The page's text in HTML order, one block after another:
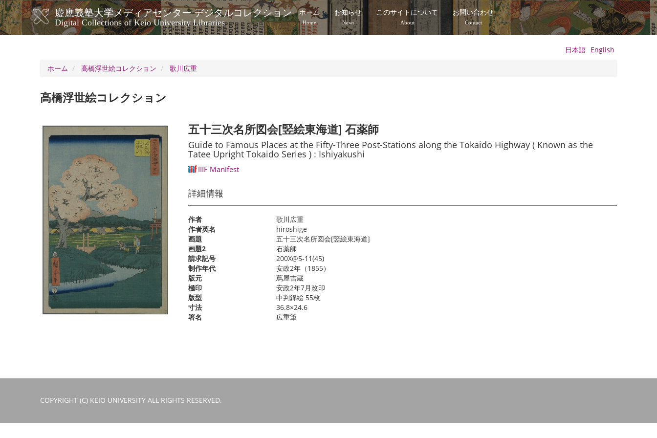
メ
イ
ン
コ
慶應義塾大学メディアセンター デジタルコレクション
Digital Collections of Keio University Libraries
メ
イ
ビ
ー
シ
ン
ホーム
Home
お知らせ
News
このサイトについて
About
お問い合わせ
Contact
日本語 English
ホーム
高橋浮世絵コレクション 歌川広重
高橋浮世絵コレクション
五十三次名所図会[竪絵東海道] 石薬師
Guide to Famous Places at the Fifty-Three Post-Stations along the Tokaido Highway ( Known as the
Tatee Upright Tokaido Series ) : Ishiyakushi
IIIF Manifest
詳細情報
作者
歌川広重
作者英名
hiroshige
画題
五十三次名所図会[竪絵東海道]
画題2
石薬師
請求記号
200X@5-11(45)
制作年代
安政2年（1855）
版元
蔦屋吉蔵
極印
安政2年7月改印
版型
中判錦絵 55枚
寸法
36.8×24.6
署名
広重筆
COPYRIGHT (C) KEIO UNIVERSITY ALL RIGHTS RESERVED.